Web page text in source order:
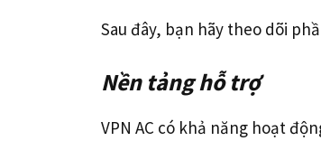
Sau đây, bạn hãy theo dõi
Nền tảng hỗ trợ
VPN AC có khả năng hoạt